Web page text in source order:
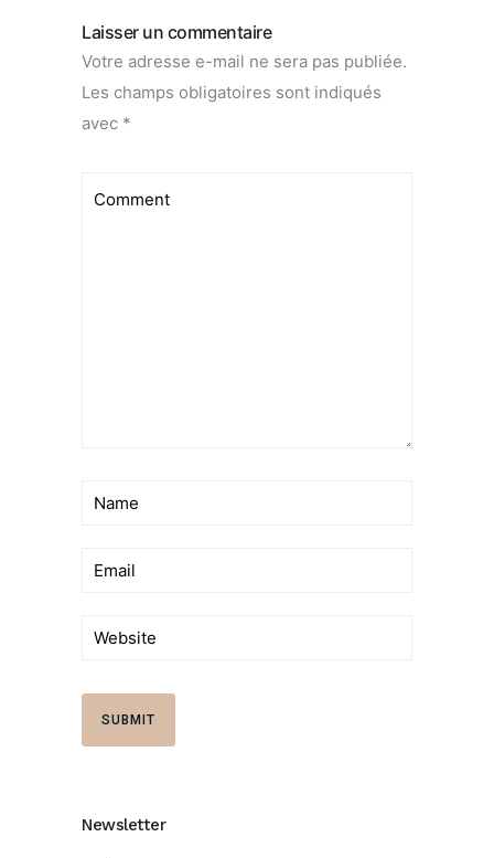
Laisser un commentaire
Votre adresse e-mail ne sera pas publiée.
Les champs obligatoires sont indiqués
avec *
Newsletter